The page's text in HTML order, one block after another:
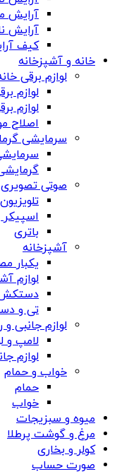
آرایش
آرایش
کیف
خانه و آشپزخانه
لوازم برقی
لوازم
لوازم
اصلاح
سرمایشی
صوتی تصویری
تلویزیون
اسپیکر
باتری
آشپزخانه
یکبار
لوازم
دستکش
تی و
لوازم جانبی و
لامپ و
لوازم
خواب و حمام
حمام
خواب
میوه و سبزیجات
مرغ و گوشت پرطلا
کولر و بخاری
صورت حساب